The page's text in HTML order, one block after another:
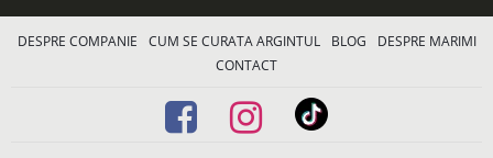
DESPRE COMPANIE CUM SE CURATA ARGINTUL BLOG
DESPRE MARIMI
CONTACT